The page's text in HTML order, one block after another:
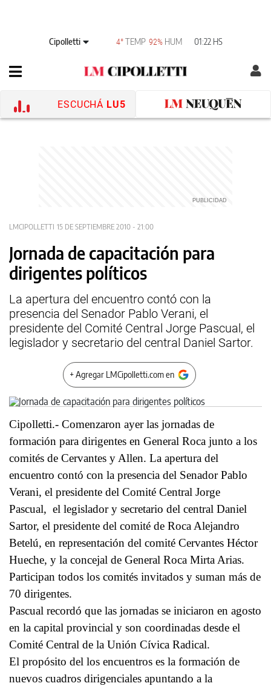
Cipolletti 4° TEMP 92% HUM 01:22 HS
ESCUCHÁ LU5
LMCIPOLLETTI 15 DE SEPTIEMBRE 2010 - 21:00
Jornada de capacitación para
dirigentes políticos
La apertura del encuentro contó con la
presencia del Senador Pablo Verani, el
presidente del Comité Central Jorge Pascual, el
legislador y secretario del central Daniel Sartor.
+ Agregar LMCipolletti.com en
Cipolletti.- Comenzaron ayer las jornadas de
formación para dirigentes en General Roca junto a los
comités de Cervantes y Allen. La apertura del
encuentro contó con la presencia del Senador Pablo
Verani, el presidente del Comité Central Jorge
Pascual, el legislador y secretario del central Daniel
Sartor, el presidente del comité de Roca Alejandro
Betelú, en representación del comité Cervantes Héctor
Hueche, y la concejal de General Roca Mirta Arias.
Participan todos los comités invitados y suman más de
70 dirigentes.
Pascual recordó que las jornadas se iniciaron en agosto
en la capital provincial y son coordinadas desde el
Comité Central de la Unión Cívica Radical.
El propósito del los encuentros es la formación de
nuevos cuadros dirigenciales apuntando a la